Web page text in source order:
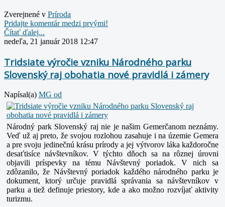
Zverejnené v Prí­roda
Pridajte komentár medzi prvými!
Čítať ďalej...
nedeľa, 21 január 2018 12:47
Tridsiate výročie vzniku Národného parku
Slovenský raj obohatia nové pravidlá i zámery
Napísal(a) MG od
Národný park Slovenský raj nie je našim Gemerčanom neznámy.
Veď už aj preto, že svojou rozlohou zasahuje i na územie Gemera
a pre svoju jedinečnú krásu prírody a jej výtvorov láka každoročne
desaťtisíce návštevníkov. V týchto dňoch sa na rôznej úrovni
objavili príspevky na tému Návštevný poriadok. V nich sa
zdôzanilo, že Návštevný poriadok každého národného parku je
dokument, ktorý určuje pravidlá správania sa návštevníkov v
parku a tiež definuje priestory, kde a ako možno rozvíjať aktivity
turizmu.